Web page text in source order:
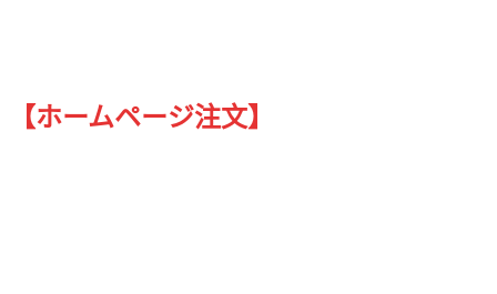
【ホームページ注文】